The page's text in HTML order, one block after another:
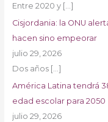
Entre 2020 y […]
Cisjordania: la ONU
hacen sino empeorar
julio 29, 2026
Dos años […]
América Latina tendrá
edad escolar para 2050
julio 29, 2026